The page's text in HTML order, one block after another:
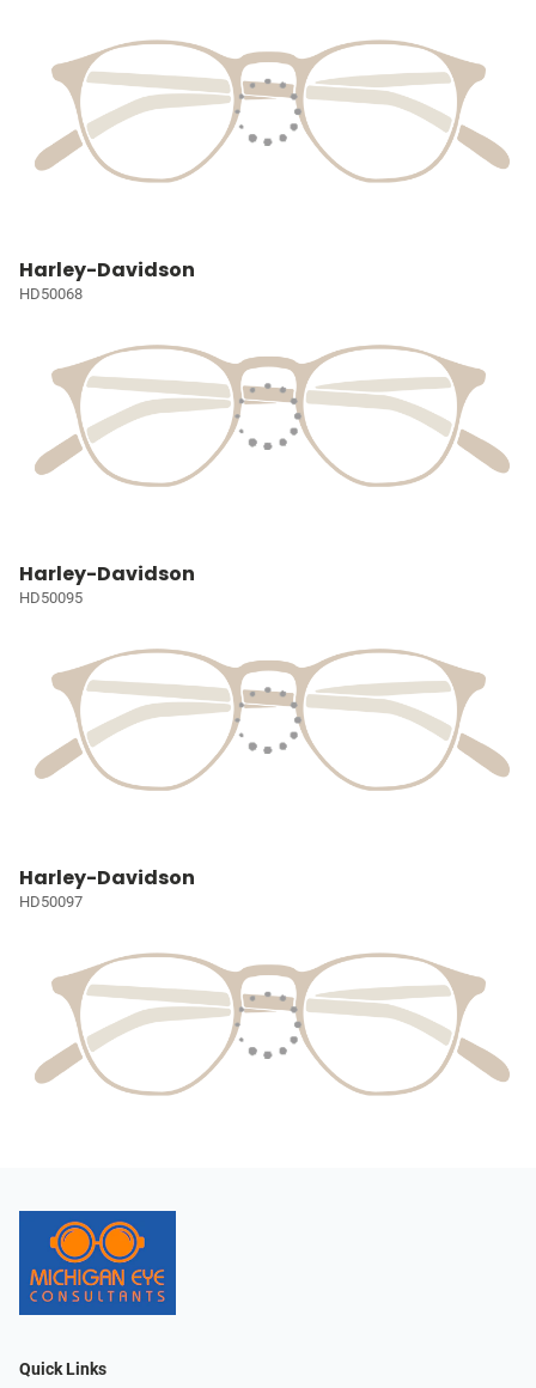
Harley-Davidson
HD50068
Harley-Davidson
HD50095
Harley-Davidson
HD50097
Quick Links